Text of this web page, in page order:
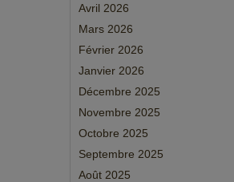
Avril 2026
Mars 2026
Février 2026
Janvier 2026
Décembre 2025
Novembre 2025
Octobre 2025
Septembre 2025
Août 2025